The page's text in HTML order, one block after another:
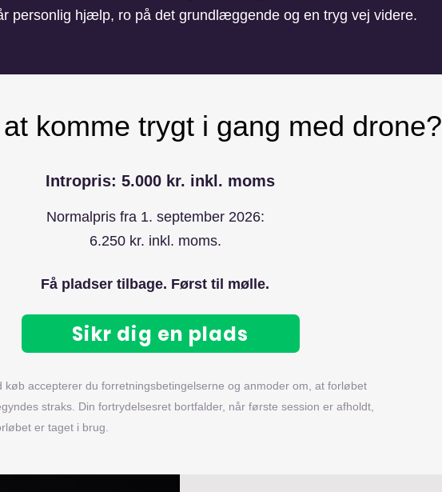
personlig hjælp, ro på det grundlæggende og en tryg vej videre.
komme trygt i gang med drone?
Intropris: 5.000 kr. inkl. moms
Normalpris fra 1. september 2026:
6.250 kr. inkl. moms.
Få pladser tilbage. Først til mølle.
Sikr dig en plads
køb accepterer du forretningsbetingelserne og anmoder om, at forløbet
straks. Din fortrydelsesret bortfalder, når første session er afholdt,
er taget i brug.